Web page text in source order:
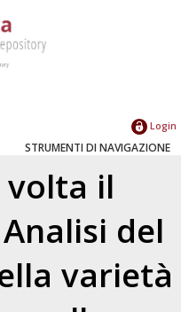
Login
STRUMENTI DI NAVIGAZIONE
volta il
del
varietà